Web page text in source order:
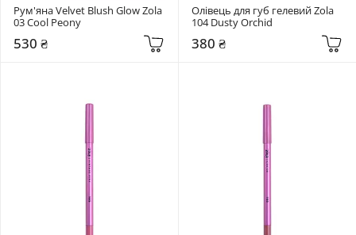
Рум'яна Velvet Blush Glow Zola
03 Cool Peony
530 ₴
Олівець для губ гелевий Zola
104 Dusty Orchid
380 ₴